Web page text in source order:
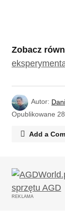
Zobacz
Autor:
Opublikowane
Add a
Twój adres
Wymagane
REKLAMA